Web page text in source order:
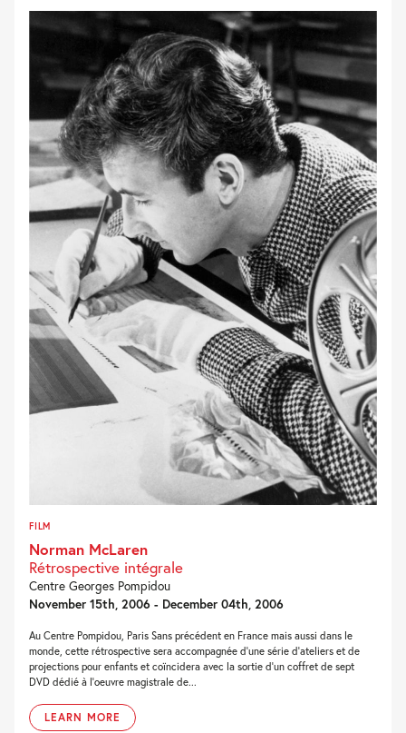
FILM
Norman McLaren
Rétrospective intégrale
Centre Georges Pompidou
November 15th, 2006 - December 04th, 2006
Au Centre Pompidou, Paris Sans précédent en France mais aussi dans le
monde, cette rétrospective sera accompagnée d’une série d’ateliers et de
projections pour enfants et coïncidera avec la sortie d’un coffret de sept
DVD dédié à l’oeuvre magistrale de...
LEARN MORE